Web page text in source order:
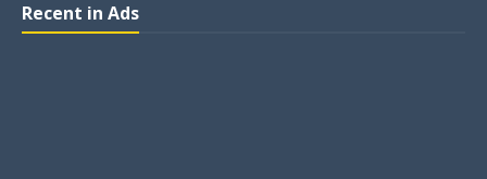
Recent in Ads